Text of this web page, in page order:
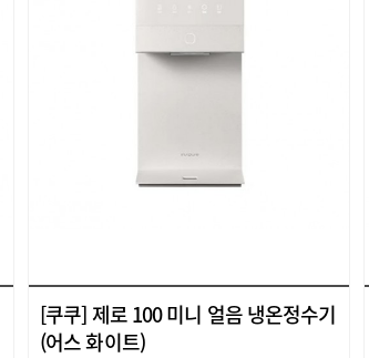
[쿠쿠] 제로 100 미니 얼음 냉온정수기
(어스 화이트)